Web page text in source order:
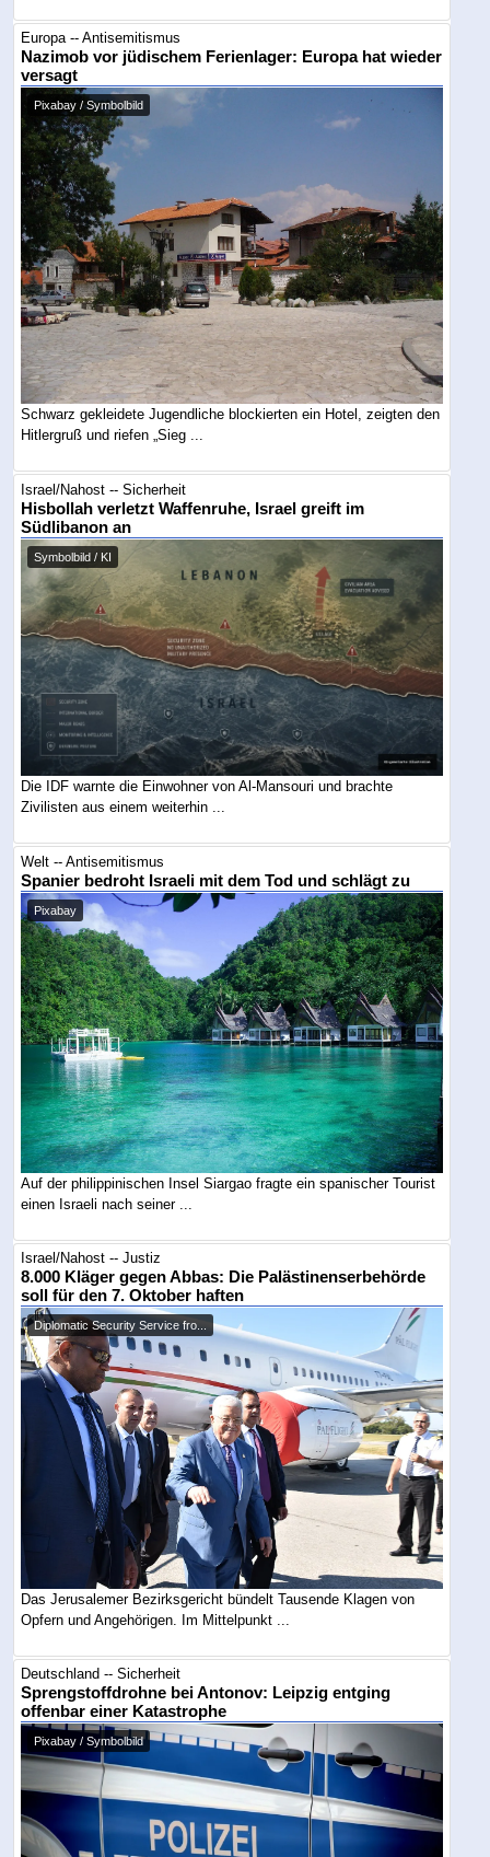
Europa -- Antisemitismus
Nazimob vor jüdischem Ferienlager: Europa hat wieder
versagt
Pixabay / Symbolbild
Schwarz gekleidete Jugendliche blockierten ein Hotel, zeigten den
Hitlergruß und riefen „Sieg ...
Israel/Nahost -- Sicherheit
Hisbollah verletzt Waffenruhe, Israel greift im
Südlibanon an
Symbolbild / KI
Die IDF warnte die Einwohner von Al-Mansouri und brachte
Zivilisten aus einem weiterhin ...
Welt -- Antisemitismus
Spanier bedroht Israeli mit dem Tod und schlägt zu
Pixabay
Auf der philippinischen Insel Siargao fragte ein spanischer Tourist
einen Israeli nach seiner ...
Israel/Nahost -- Justiz
8.000 Kläger gegen Abbas: Die Palästinenserbehörde
soll für den 7. Oktober haften
Diplomatic Security Service fro...
Das Jerusalemer Bezirksgericht bündelt Tausende Klagen von
Opfern und Angehörigen. Im Mittelpunkt ...
Deutschland -- Sicherheit
Sprengstoffdrohne bei Antonov: Leipzig entging
offenbar einer Katastrophe
Pixabay / Symbolbild